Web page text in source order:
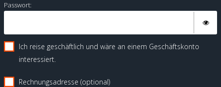
Passwort:
Ich reise geschäftlich und wäre an einem Geschäftskonto
interessiert.
Rechnungsadresse (optional)